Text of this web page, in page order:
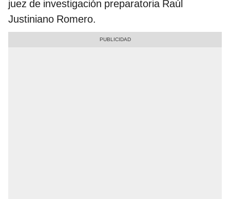
juez de investigación preparatoria Raúl
Justiniano Romero.